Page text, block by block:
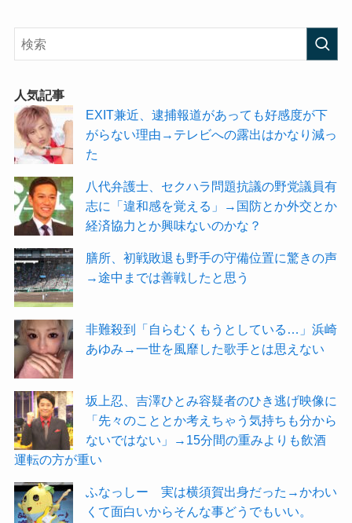
人気記事
EXIT兼近、逮捕報道があっても好感度が下
がらない理由→テレビへの露出はかなり減っ
た
八代弁護士、セクハラ問題抗議の野党議員有
志に「違和感を覚える」→国防とか外交とか
経済協力とか興味ないのかな？
膳所、初戦敗退も野手の守備位置に驚きの声
→途中までは善戦したと思う
非難殺到「自らむくもうとしている…」浜崎
あゆみ→一世を風靡した歌手とは思えない
坂上忍、吉澤ひとみ容疑者のひき逃げ映像に
「先々のこととか考えちゃう気持ちも分から
ないではない」→15分間の重みよりも飲酒
運転の方が重い
ふなっしー 実は横須賀出身だった→かわい
くて面白いからそんな事どうでもいい。